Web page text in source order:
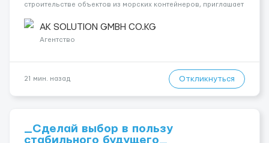
строительстве объектов из морских контейнеров, приглашает
Монтажники ⚒ - Плиточники 🪜 - Сантехники 🚰 - Сварщики 🔧 -
Маляры 🎨 - Садовни...
AK SOLUTION GMBH CO.KG
Агентство
21 мин. назад Откликнуться
_Сделай выбор в пользу
стабильного будущего_